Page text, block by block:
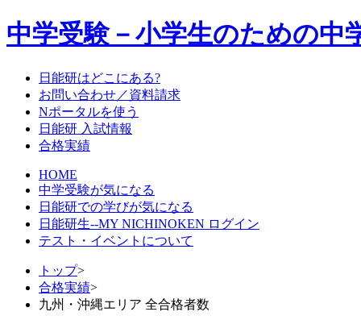
中学受験－小学生のための中
日能研はどこにある?
お問い合わせ／資料請求
Nポータルを使う
日能研 入試情報
合格実績
HOME
中学受験が気になる
日能研での学びが気になる
日能研生--MY NICHINOKEN ログイン
テスト・イベントについて
トップ>
合格実績>
九州・沖縄エリア 全合格者数